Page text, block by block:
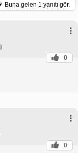
Buna gelen 1 yanıtı gör.
0
0